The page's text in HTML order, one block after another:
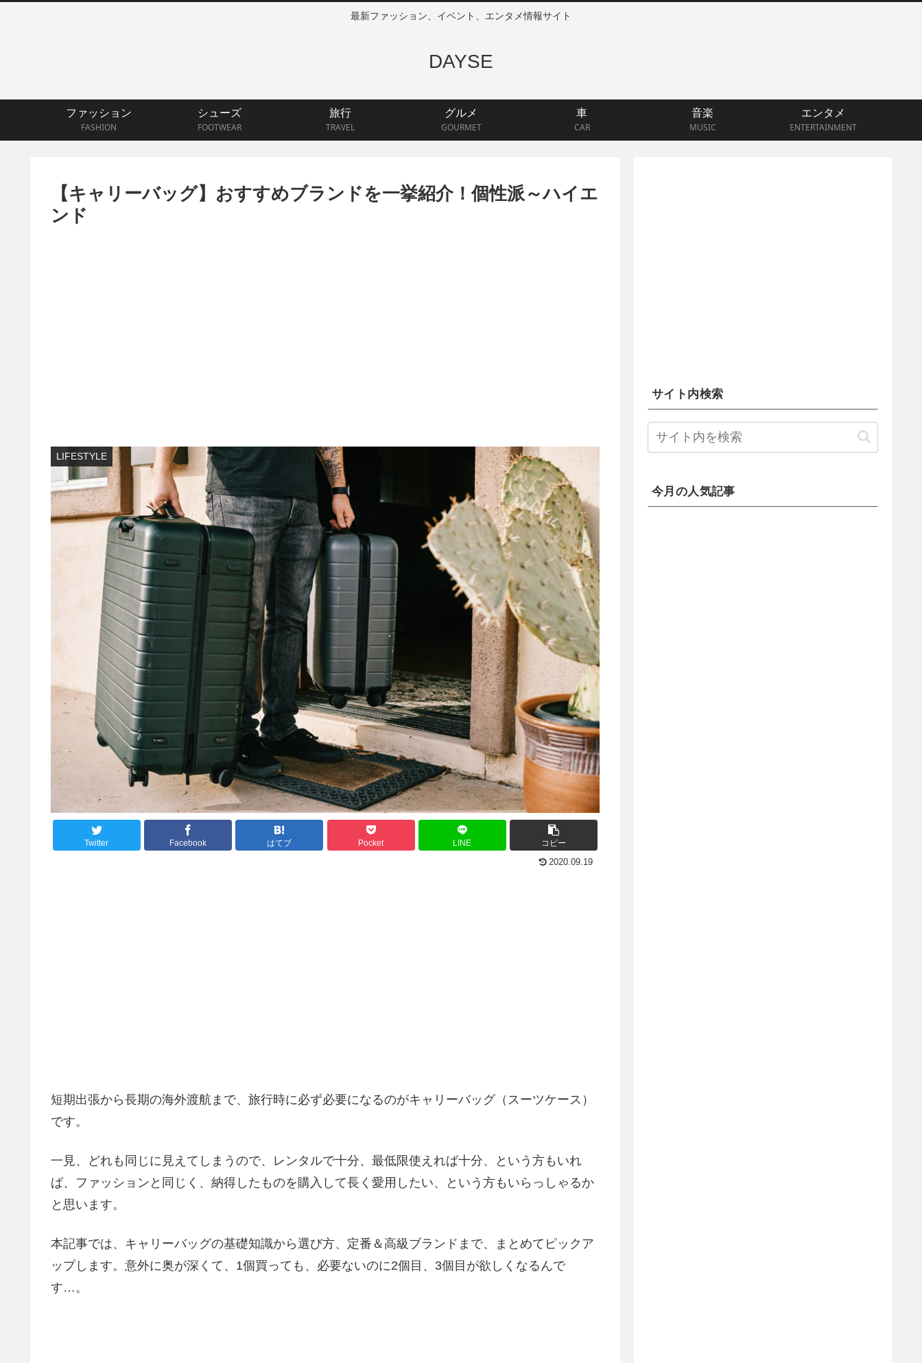
最新ファッション、イベント、エンタメ情報サイト
DAYSE
ファッション
FASHION
シューズ
FOOTWEAR
旅行
TRAVEL
グルメ
GOURMET
車
CAR
音楽
MUSIC
エンタメ
ENTERTAINMENT
【キャリーバッグ】おすすめブランドを一挙紹介！個性派～ハイエ
ンド
LIFESTYLE
Twitter Facebook はてブ Pocket LINE コピー
2020.09.19
短期出張から長期の海外渡航まで、旅行時に必ず必要になるのがキャリーバッグ（スーツケース）
です。
一見、どれも同じに見えてしまうので、レンタルで十分、最低限使えれば十分、という方もいれ
ば、ファッションと同じく、納得したものを購入して長く愛用したい、という方もいらっしゃるか
と思います。
本記事では、キャリーバッグの基礎知識から選び方、定番＆高級ブランドまで、まとめてピックア
ップします。意外に奥が深くて、1個買っても、必要ないのに2個目、3個目が欲しくなるんで
す…。
サイト内検索
今月の人気記事